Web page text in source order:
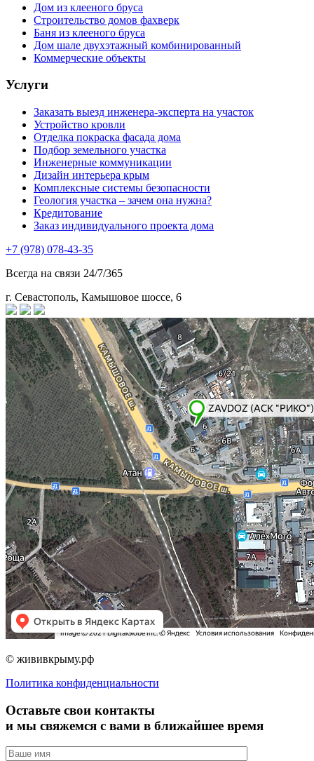
Дом из клееного бруса
Строительство домов фахверк
Баня из клееного бруса
Дом шале двухэтажный комбинированный
Коммерческие объекты
Услуги
Заказать выезд инженера-эксперта на участок
Устройство кровли
Отделка покраска фасада дома
Подбор земельного участка
Инженерные коммуникации
Дизайн интерьера крым
Комплексные системы безопасности
Геология участка – зачем она нужна?
Кредитование
Заказ индивидуального проекта дома
+7 (978) 078-43-35
Всегда на связи 24/7/365
г. Севастополь, Камышовое шоссе, 6
© жививкрыму.рф
Политика конфиденциальности
Оставьте свои контакты
и мы свяжемся с вами в ближайшее время